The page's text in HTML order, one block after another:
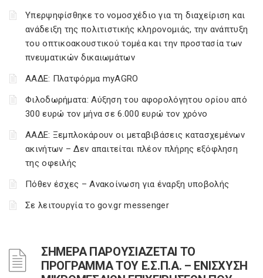
Υπερψηφίσθηκε το νομοσχέδιο για τη διαχείριση και
ανάδειξη της πολιτιστικής κληρονομιάς, την ανάπτυξη
του οπτικοακουστικού τομέα και την προστασία των
πνευματικών δικαιωμάτων
ΑΑΔΕ: Πλατφόρμα myAGRO
Φιλοδωρήματα: Αύξηση του αφορολόγητου ορίου από
300 ευρώ τον μήνα σε 6.000 ευρώ τον χρόνο
ΑΑΔΕ: Ξεμπλοκάρουν οι μεταβιβάσεις κατασχεμένων
ακινήτων – Δεν απαιτείται πλέον πλήρης εξόφληση
της οφειλής
Πόθεν έσχες – Ανακοίνωση για έναρξη υποβολής
Σε λειτουργία το gov.gr messenger
ΣΗΜΕΡΑ ΠΑΡΟΥΣΙΑΖΕΤΑΙ ΤΟ
ΠΡΟΓΡΑΜΜΑ ΤΟΥ Ε.Σ.Π.Α. – ΕΝΙΣΧΥΣΗ